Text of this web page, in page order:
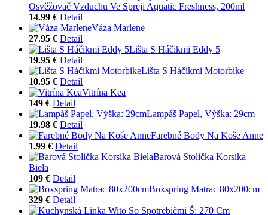
Osvěžovač Vzduchu Ve Spreji Aquatic Freshness, 200ml
14.99 € Detail
Váza Marlene
27.95 € Detail
Lišta S Háčikmi Eddy 5
19.95 € Detail
Lišta S Háčikmi Motorbike
10.95 € Detail
Vitrína Kea
149 € Detail
Lampáš Papel, Výška: 29cm
19.98 € Detail
Farebné Body Na Koše Anne
1.99 € Detail
Barová Stolička Korsika
Biela
109 € Detail
Boxspring Matrac 80x200cm
329 € Detail